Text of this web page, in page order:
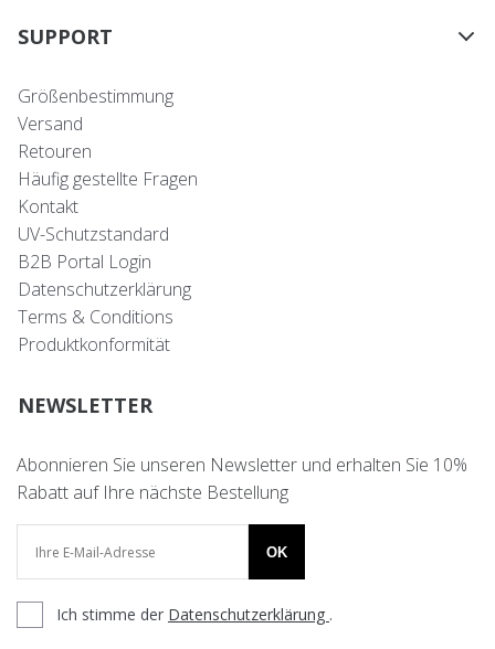
SUPPORT
Größenbestimmung
Versand
Retouren
Häufig gestellte Fragen
Kontakt
UV-Schutzstandard
B2B Portal Login
Datenschutzerklärung
Terms & Conditions
Produktkonformität
NEWSLETTER
Abonnieren Sie unseren Newsletter und erhalten Sie 10%
Rabatt auf Ihre nächste Bestellung
OK
Ich stimme der Datenschutzerklärung .